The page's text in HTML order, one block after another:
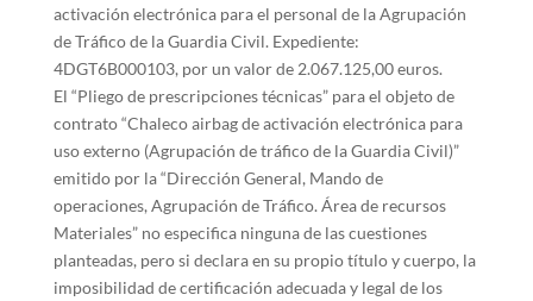
activación electrónica para el personal de la Agrupación
de Tráfico de la Guardia Civil. Expediente:
4DGT6B000103, por un valor de 2.067.125,00 euros.
El “Pliego de prescripciones técnicas” para el objeto de
contrato “Chaleco airbag de activación electrónica para
uso externo (Agrupación de tráfico de la Guardia Civil)”
emitido por la “Dirección General, Mando de
operaciones, Agrupación de Tráfico. Área de recursos
Materiales” no especifica ninguna de las cuestiones
planteadas, pero si declara en su propio título y cuerpo, la
imposibilidad de certificación adecuada y legal de los